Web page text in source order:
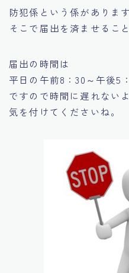
防犯係という係がありま
そこで届出を済ませるこ
届出の時間は
平日の午前8：30～午後5
ですので時間に遅れない
気を付けてくださいね。